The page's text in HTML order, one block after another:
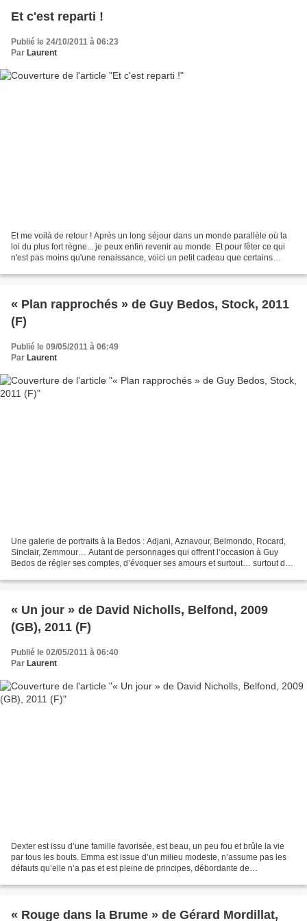
Et c'est reparti !
Publié le 24/10/2011 à 06:23
Par Laurent
Et me voilà de retour ! Après un long séjour dans un monde parallèle où la
loi du plus fort règne... je peux enfin revenir au monde. Et pour fêter ce qui
n'est pas moins qu'une renaissance, voici un petit cadeau que certains
« Plan rapprochés » de Guy Bedos, Stock, 2011
(F)
Publié le 09/05/2011 à 06:49
Par Laurent
Une galerie de portraits à la Bedos : Adjani, Aznavour, Belmondo, Rocard,
Sinclair, Zemmour… Autant de personnages qui offrent l’occasion à Guy
Bedos de régler ses comptes, d’évoquer ses amours et surtout… surtout de
« Un jour » de David Nicholls, Belfond, 2009
(GB), 2011 (F)
Publié le 02/05/2011 à 06:40
Par Laurent
Dexter est issu d’une famille favorisée, est beau, un peu fou et brûle la vie
par tous les bouts. Emma est issue d’un milieu modeste, n’assume pas les
défauts qu’elle n’a pas et est pleine de principes, débordante de
« Rouge dans la Brume » de Gérard Mordillat,